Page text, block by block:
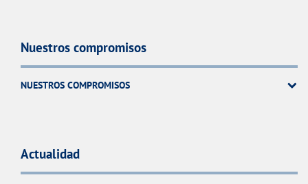
Nuestros compromisos
NUESTROS COMPROMISOS
Actualidad